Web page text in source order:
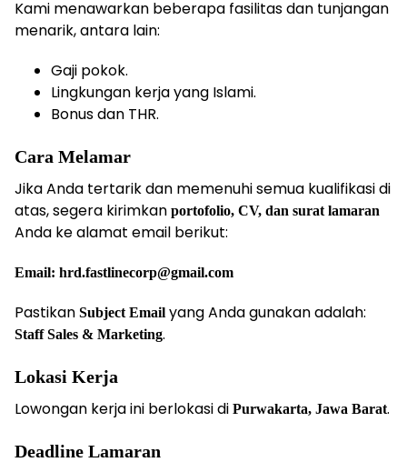
Kami menawarkan beberapa fasilitas dan tunjangan
menarik, antara lain:
Gaji pokok.
Lingkungan kerja yang Islami.
Bonus dan THR.
Cara Melamar
Jika Anda tertarik dan memenuhi semua kualifikasi di
atas, segera kirimkan portofolio, CV, dan surat lamaran
Anda ke alamat email berikut:
Email: hrd.fastlinecorp@gmail.com
Pastikan Subject Email yang Anda gunakan adalah:
Staff Sales & Marketing.
Lokasi Kerja
Lowongan kerja ini berlokasi di Purwakarta, Jawa Barat.
Deadline Lamaran